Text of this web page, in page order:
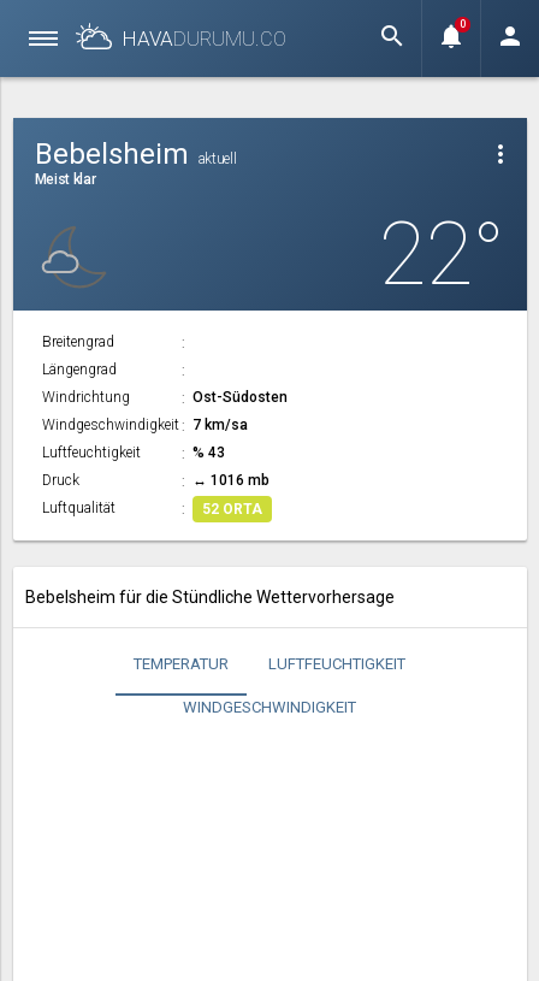
HAVADURUMU.CO search notifications
0 person
more_vert
Bebelsheim
aktuell
Meist klar
22°
Breitengrad
Längengrad
Windrichtung
Ost-Südosten
Windgeschwindigkeit
7 km/sa
Luftfeuchtigkeit
% 43
Druck
↔ 1016 mb
Luftqualität
52 ORTA
Bebelsheim für die Stündliche Wettervorhersage
TEMPERATUR LUFTFEUCHTIGKEIT
WINDGESCHWINDIGKEIT